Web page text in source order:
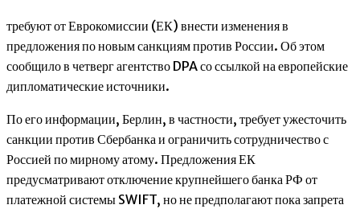
требуют от Еврокомиссии (ЕК) внести изменения в
предложения по новым санкциям против России. Об этом
сообщило в четверг агентство DPA со ссылкой на европейские
дипломатические источники.
По его информации, Берлин, в частности, требует ужесточить
санкции против Сбербанка и ограничить сотрудничество с
Россией по мирному атому. Предложения ЕК
предусматривают отключение крупнейшего банка РФ от
платежной системы SWIFT, но не предполагают пока запрета